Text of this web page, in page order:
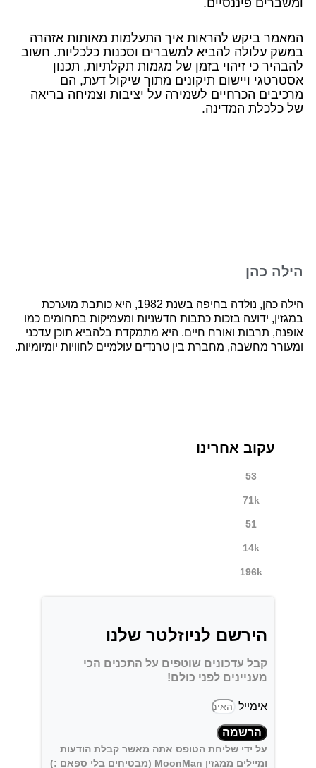
המאמר ביקש להראות איך התעלמות מאותות אזהרה
במשק עלולה להביא למשברים וסכנות כלכליות. חשוב
להבהיר כי זיהוי בזמן של מגמות תקלתיות, תכנון
אסטרטגי ויישום תיקונים מתוך שיקול דעת, הם
מרכיבים הכרחיים לשמירה על יציבות וצמיחה בריאה
של כלכלת המדינה.
הילה כהן
הילה כהן, נולדה בחיפה בשנת 1982, היא כותבת מוערכת
במגזין, ידועה בזכות כתבות חדשניות ומעמיקות בתחומים כמו
אופנה, תרבות ואורח חיים. היא מתמקדת בלהביא תוכן עדכני
ומעורר מחשבה, מחברת בין טרנדים עולמיים לחוויות יומיומיות.
עקוב אחרינו
53
71k
51
14k
196k
הירשם לניוזלטר שלנו
קבל עדכונים שוטפים על התכנים הכי
מעניינים לפני כולם!
אימייל
הרשמה
על ידי שליחת הטופס אתה מאשר קבלת הודעות
ומיילים ממגזין MoonMan (מבטיחים בלי ספאם :)